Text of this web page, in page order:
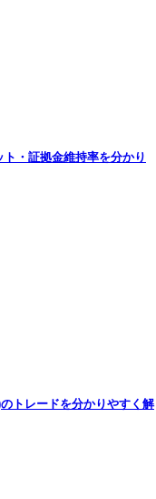
・証拠金維持率を分かり
トレードを分かりやすく解